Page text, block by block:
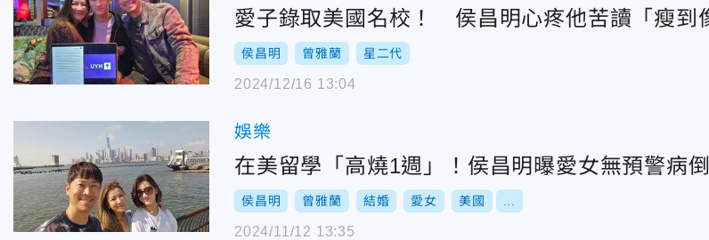
愛子錄取美國名校！ 侯昌明心疼他苦讀「瘦到
侯昌明 曾雅蘭 星二代
2024/12/16 13:04
娛樂
在美留學「高燒1週」！侯昌明曝愛女無預警
侯昌明 曾雅蘭 結婚 愛女 美國
2024/11/12 13:35